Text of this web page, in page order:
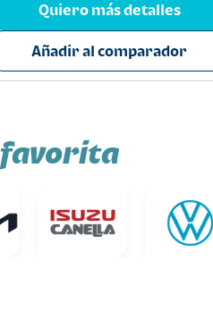
Quiero más detalles
Añadir al comparador